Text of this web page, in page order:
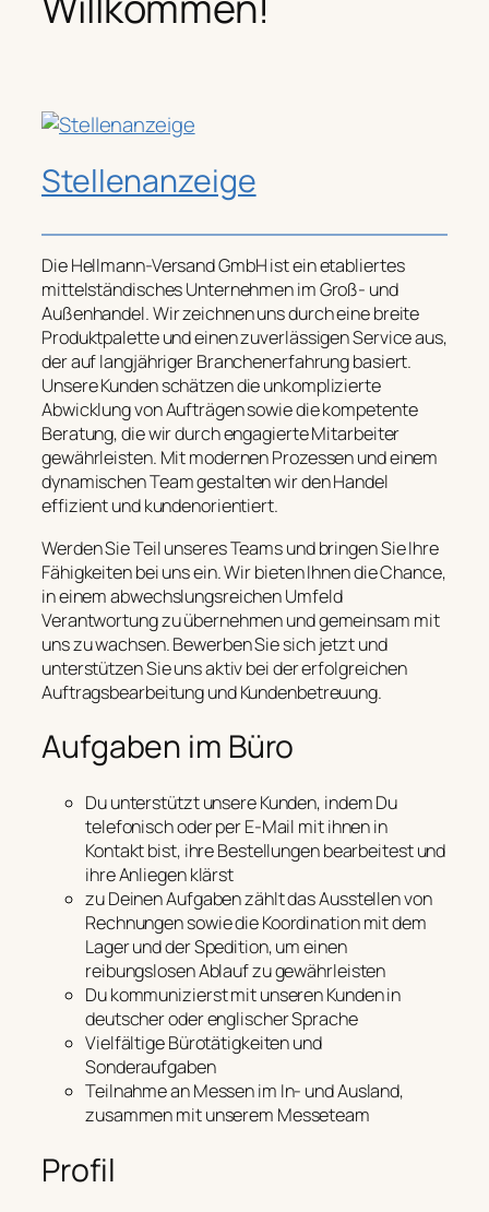
Stellenanzeige
Die Hellmann-Versand GmbH ist ein etabliertes
mittelständisches Unternehmen im Groß- und
Außenhandel. Wir zeichnen uns durch eine breite
Produktpalette und einen zuverlässigen Service aus,
der auf langjähriger Branchenerfahrung basiert.
Unsere Kunden schätzen die unkomplizierte
Abwicklung von Aufträgen sowie die kompetente
Beratung, die wir durch engagierte Mitarbeiter
gewährleisten. Mit modernen Prozessen und einem
dynamischen Team gestalten wir den Handel
effizient und kundenorientiert.
Werden Sie Teil unseres Teams und bringen Sie Ihre
Fähigkeiten bei uns ein. Wir bieten Ihnen die Chance,
in einem abwechslungsreichen Umfeld
Verantwortung zu übernehmen und gemeinsam mit
uns zu wachsen. Bewerben Sie sich jetzt und
unterstützen Sie uns aktiv bei der erfolgreichen
Auftragsbearbeitung und Kundenbetreuung.
Aufgaben im Büro
Du unterstützt unsere Kunden, indem Du
telefonisch oder per E-Mail mit ihnen in
Kontakt bist, ihre Bestellungen bearbeitest und
ihre Anliegen klärst
zu Deinen Aufgaben zählt das Ausstellen von
Rechnungen sowie die Koordination mit dem
Lager und der Spedition, um einen
reibungslosen Ablauf zu gewährleisten
Du kommunizierst mit unseren Kunden in
deutscher oder englischer Sprache
Vielfältige Bürotätigkeiten und
Sonderaufgaben
Teilnahme an Messen im In- und Ausland,
zusammen mit unserem Messeteam
Profil